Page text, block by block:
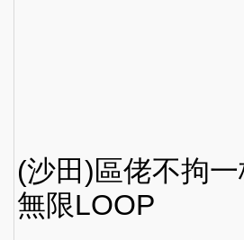
(沙田)區佬不拘
無限LOOP